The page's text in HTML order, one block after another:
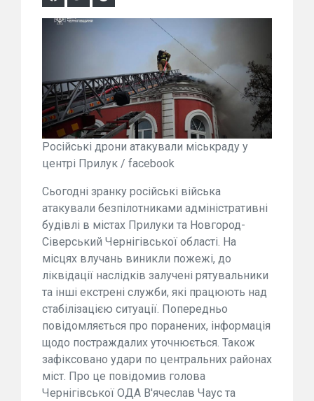
Російські дрони атакували міськраду у
центрі Прилук / facebook
Сьогодні зранку російські війська
атакували безпілотниками адміністративні
будівлі в містах Прилуки та Новгород-
Сіверський Чернігівської області. На
місцях влучань виникли пожежі, до
ліквідації наслідків залучені рятувальники
та інші екстрені служби, які працюють над
стабілізацією ситуації. Попередньо
повідомляється про поранених, інформація
щодо постраждалих уточнюється. Також
зафіксовано удари по центральних районах
міст. Про це повідомив голова
Чернігівської ОДА В'ячеслав Чаус та